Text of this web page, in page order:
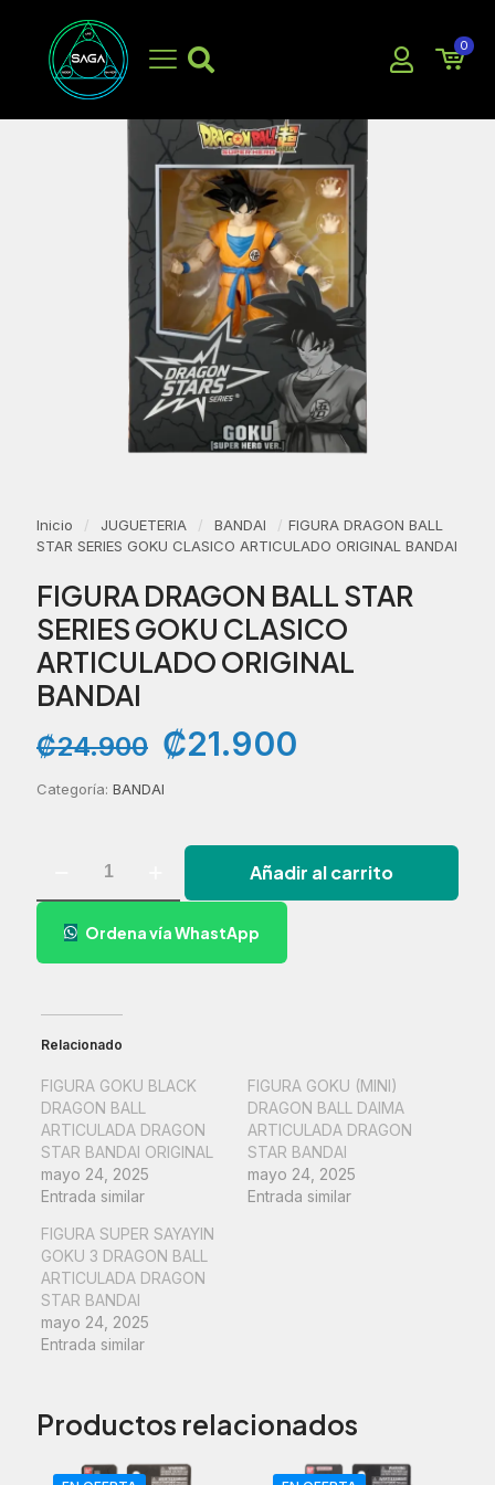
0
EN OFERTA
Inicio / JUGUETERIA / BANDAI / FIGURA DRAGON BALL
STAR SERIES GOKU CLASICO ARTICULADO ORIGINAL BANDAI
FIGURA DRAGON BALL STAR
SERIES GOKU CLASICO
ARTICULADO ORIGINAL
BANDAI
₡24.900 El
precio
original
era:
₡21.900
Categoría: BANDAI
SERIES
GOKU
ORIGINAL
BANDAI
Añadir al carrito
Ordena vía WhastApp
Relacionado
FIGURA GOKU BLACK
DRAGON BALL
ARTICULADA DRAGON
STAR BANDAI ORIGINAL
mayo 24, 2025
Entrada similar
FIGURA GOKU (MINI)
DRAGON BALL DAIMA
ARTICULADA DRAGON
STAR BANDAI
mayo 24, 2025
Entrada similar
FIGURA SUPER SAYAYIN
GOKU 3 DRAGON BALL
ARTICULADA DRAGON
STAR BANDAI
mayo 24, 2025
Entrada similar
Productos relacionados